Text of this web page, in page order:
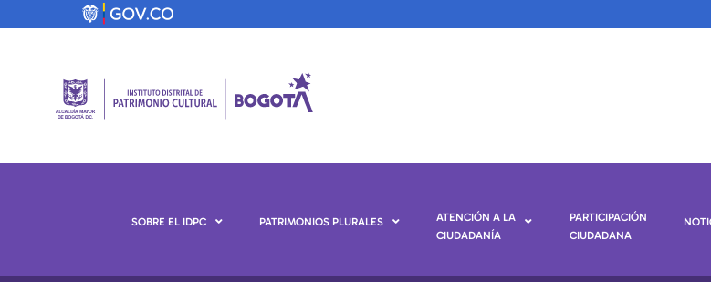
SOBRE EL IDPC PATRIMONIOS PLURALES
ATENCIÓN A LA
CIUDADANÍA
PARTICIPACIÓN
CIUDADANA